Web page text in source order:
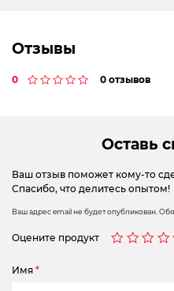
Отзывы
0 0 отзывов
Оставь
Ваш отзыв поможет кому-то
Спасибо, что делитесь опытом!
Ваш адрес email не будет опубликован.
Оцените продукт
Имя *